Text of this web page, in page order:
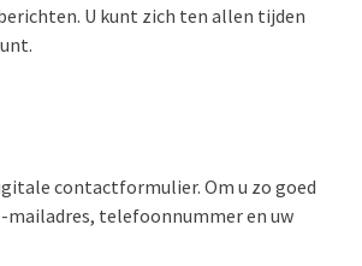
U kunt zich ten allen tijden
contactformulier. Om u zo goed
mailadres, telefoonnummer en uw